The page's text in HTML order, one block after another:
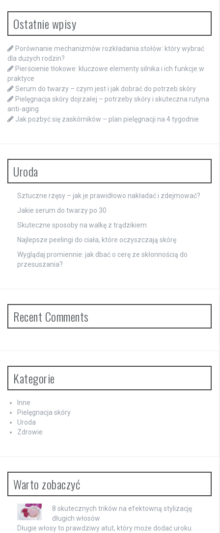
Ostatnie wpisy
Porównanie mechanizmów rozkładania stołów: który wybrać
dla dużych rodzin?
Pierścienie tłokowe: kluczowe elementy silnika i ich funkcje w
praktyce
Serum do twarzy – czym jest i jak dobrać do potrzeb skóry
Pielęgnacja skóry dojrzałej – potrzeby skóry i skuteczna rutyna
anti-aging
Jak pozbyć się zaskórników – plan pielęgnacji na 4 tygodnie
Uroda
Sztuczne rzęsy – jak je prawidłowo nakładać i zdejmować?
Jakie serum do twarzy po 30
Skuteczne sposoby na walkę z trądzikiem
Najlepsze peelingi do ciała, które oczyszczają skórę
Wyglądaj promiennie: jak dbać o cerę ze skłonnością do
przesuszania?
Recent Comments
Kategorie
Inne
Pielęgnacja skóry
Uroda
Zdrowie
Warto zobaczyć
8 skutecznych trików na efektowną stylizację
długich włosów
Długie włosy to prawdziwy atut, który może dodać uroku